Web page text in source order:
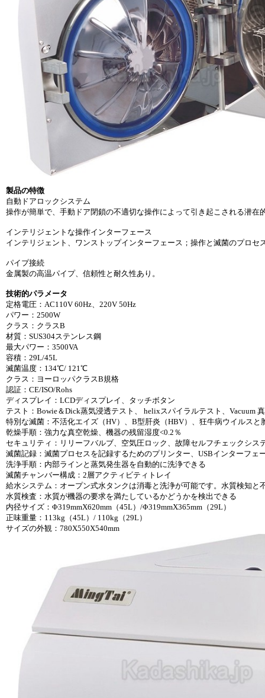
製品の特徴
自動ドアロックシステム
操作が簡単で、手動ドア閉鎖の不適切な操作によって引き起こされる潜在
インテリジェントな操作インターフェース
インテリジェント、ワンストップインターフェース；操作と滅菌のプロセ
パイプ接続
金属製の高温パイプ、信頼性と耐久性あり。
技術的パラメータ
定格電圧：AC110V 60Hz、220V 50Hz
パワー：2500W
クラス：クラスB
材質：SUS304ステンレス鋼
最大パワー：3500VA
容積：29L/45L
滅菌温度：134℃/ 121℃
クラス：ヨーロッパクラスB規格
認証：CE/ISO/Rohs
ディスプレイ：LCDディスプレイ、タッチボタン
テスト：Bowie＆Dick蒸気浸透テスト、 helixスパイラルテスト、Vacuum
特別な滅菌：不活化エイズ（HV）、B型肝炎（HBV）、狂牛病ウイルスと
乾燥手順：強力な真空乾燥、機器の残留湿度<0.2％
セキュリティ：リリーフバルブ、空気圧ロック、故障セルフチェックシス
滅菌記録：滅菌プロセスを記録するためのプリンター、USBインターフェ
洗浄手順：内部ラインと蒸気発生器を自動的に洗浄できる
滅菌チャンバー構成：2層アクティビティトレイ
給水システム：オープン式水タンクは消毒と洗浄が可能です。水質検知
水質検査：水質が機器の要求を満たしているかどうかを検出できる
内径サイズ：Φ319mmX620mm（45L）/Φ319mmX365mm（29L）
正味重量：113kg（45L）/ 110kg（29L）
サイズの外観：780X550X540mm